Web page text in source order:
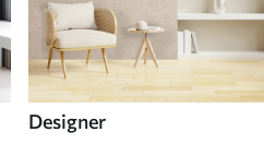
Designer